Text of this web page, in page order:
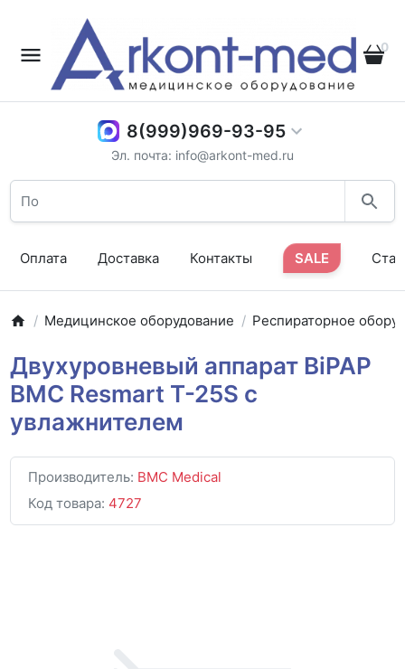
0
8(999)969-93-95
Эл. почта: info@arkont-med.ru
Оплата Доставка Контакты SALE
Медицинское оборудование Респираторное
Двухуровневый аппарат BiPAP
BMC Resmart T-25S с
увлажнителем
Производитель: BMC Medical
Код товара: 4727